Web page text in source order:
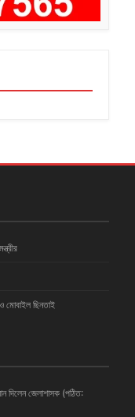
মোবাইল ছিনতাই
দিলেন জেলাশাসক (পঠিত: